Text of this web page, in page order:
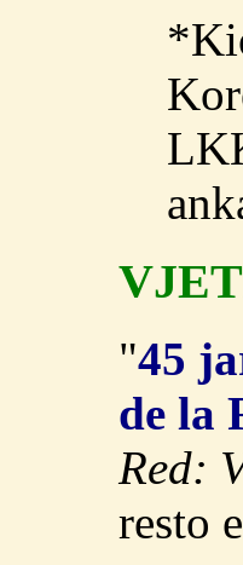
"45
de la
Red:
resto